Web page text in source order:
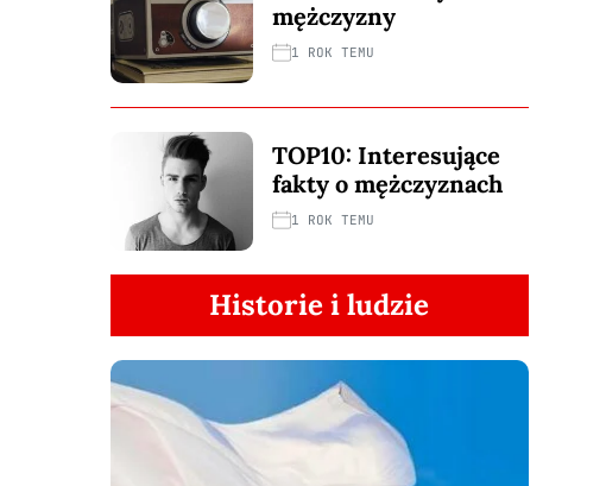
mężczyzny
1 ROK TEMU
TOP10: Interesujące
fakty o mężczyznach
1 ROK TEMU
Historie i ludzie